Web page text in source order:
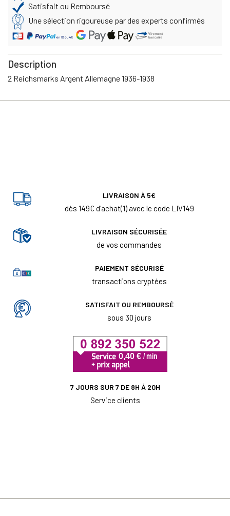
Satisfait ou Remboursé
Une sélection rigoureuse par des experts confirmés
Description
2 Reichsmarks Argent Allemagne 1936-1938
LIVRAISON À 5€
dès 149€ d'achat(1) avec le code LIV149
LIVRAISON SÉCURISÉE
de vos commandes
PAIEMENT SÉCURISÉ
transactions cryptées
SATISFAIT OU REMBOURSÉ
sous 30 jours
7 JOURS SUR 7 DE 8H À 20H
Service clients